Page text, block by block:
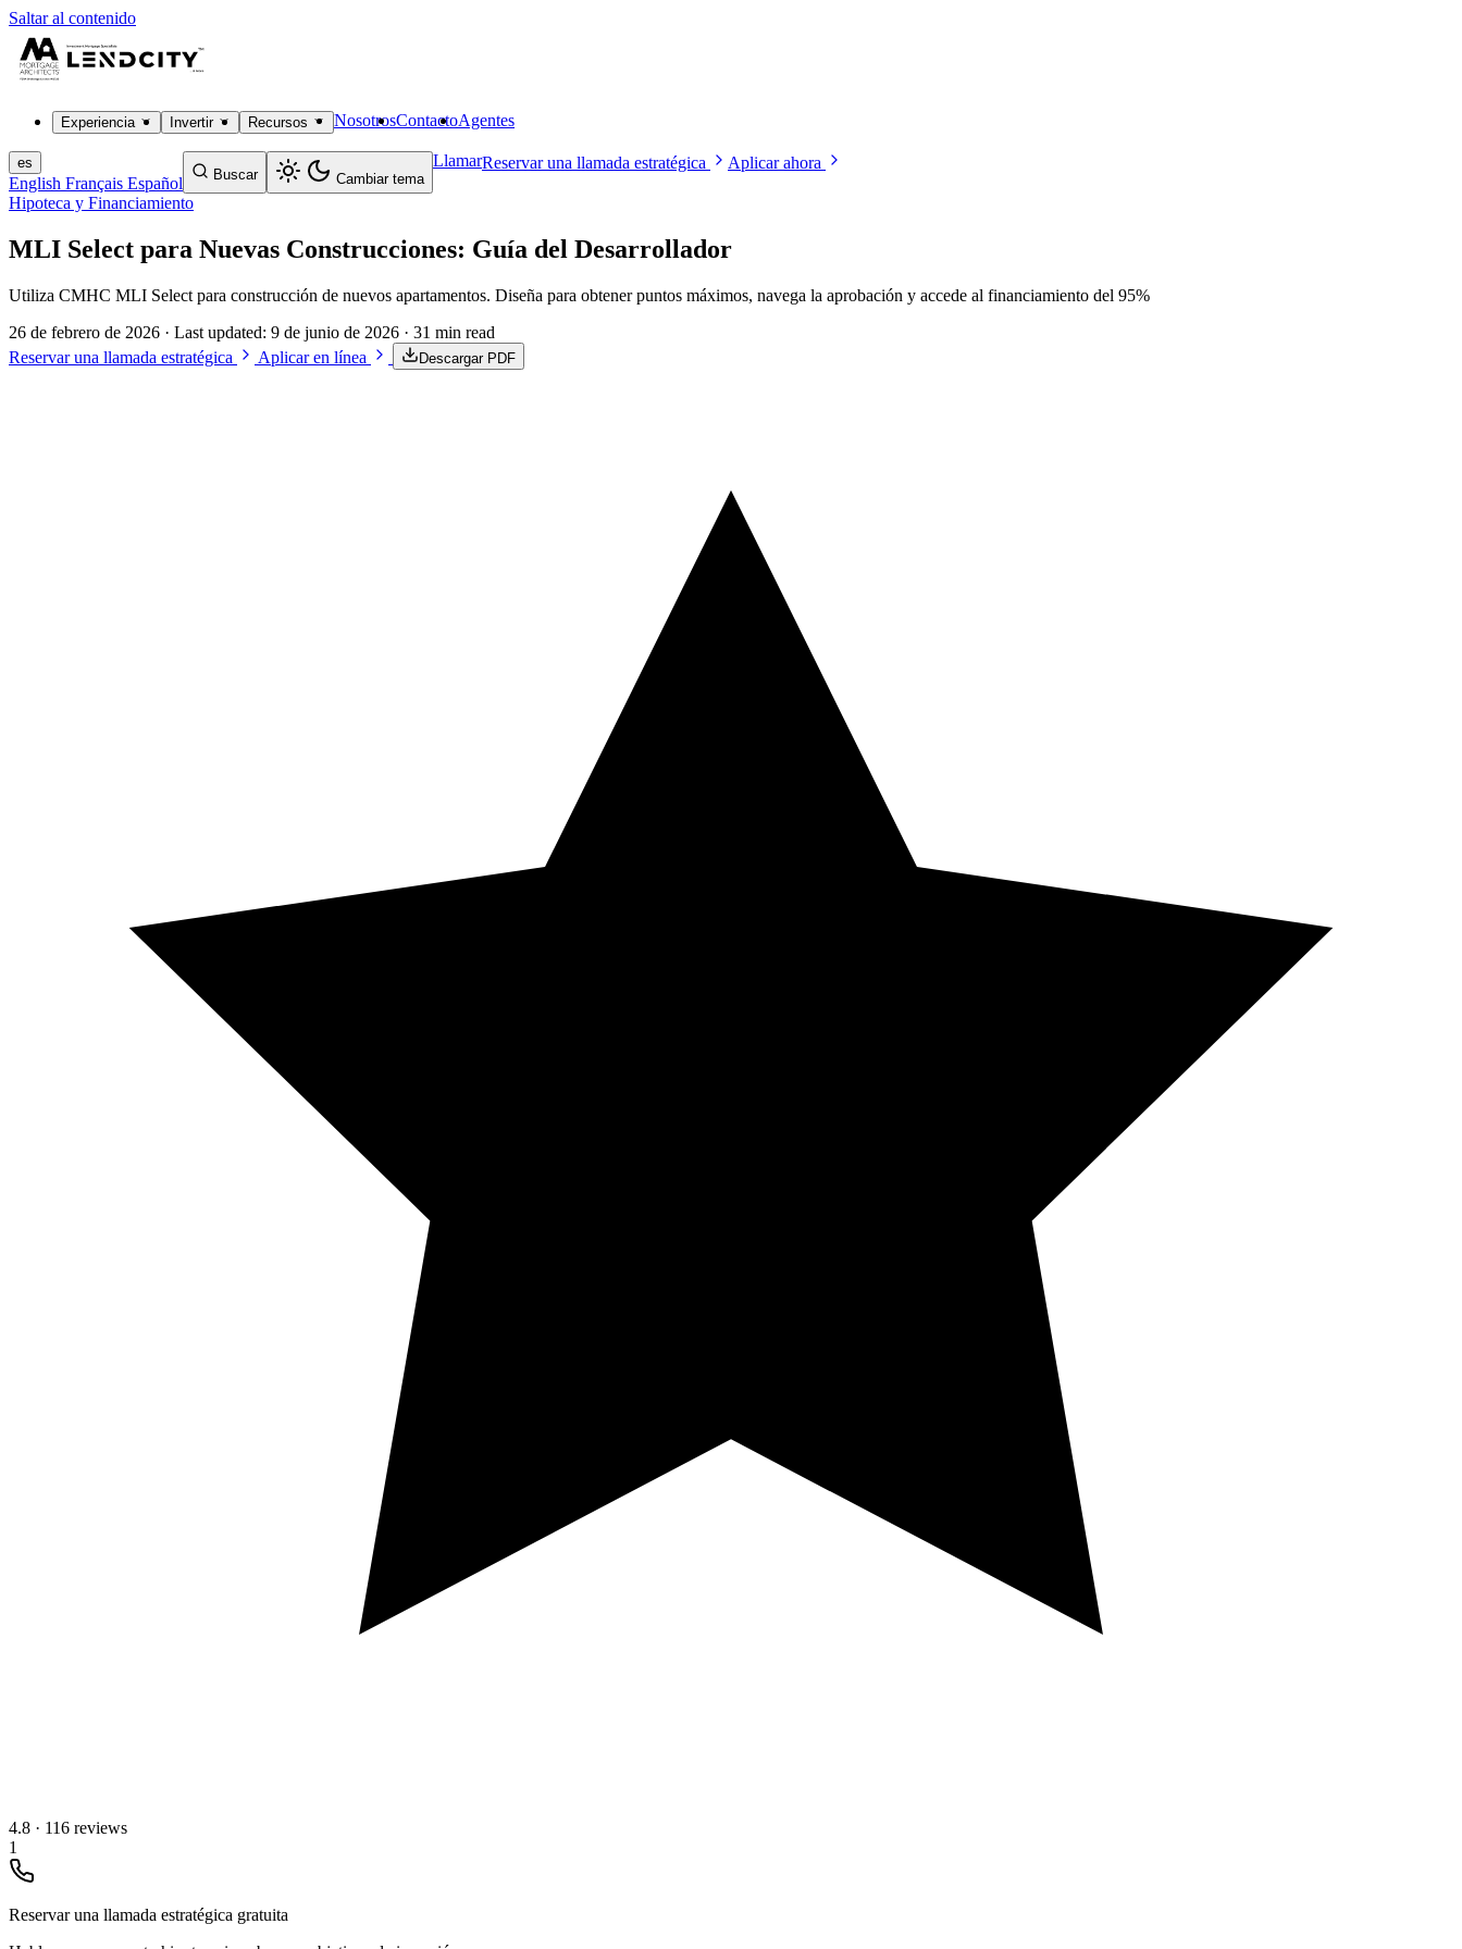
Saltar al contenido
Experiencia Invertir Recursos NosotrosContactoAgentes
es
English Français Español Buscar Cambiar tema
LlamarReservar una llamada estratégica Aplicar ahora
Hipoteca y Financiamiento
MLI Select para Nuevas Construcciones: Guía del Desarrollador
Utiliza CMHC MLI Select para construcción de nuevos apartamentos. Diseña para obtener puntos máximos, navega la aprobación y accede al financiamiento del 95%
26 de febrero de 2026 · Last updated: 9 de junio de 2026 · 31 min read
Reservar una llamada estratégica
Aplicar en línea Descargar PDF
4.8 · 116 reviews
1
Reservar una llamada estratégica gratuita